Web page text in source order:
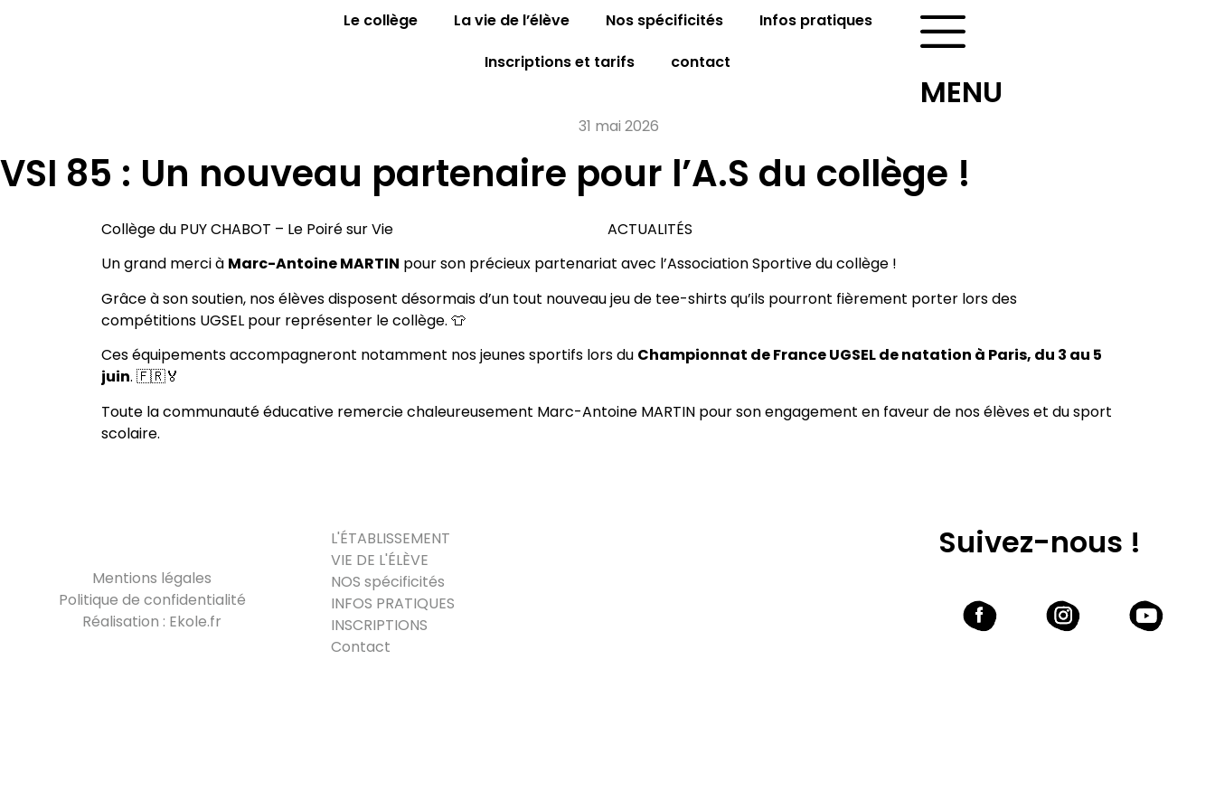
Le collège La vie de l’élève Nos spécificités
Infos pratiques
Inscriptions et tarifs
contact
MENU
31 mai 2026
VSI 85 : Un nouveau partenaire pour l’A.S du collège !
Collège du PUY CHABOT – Le Poiré sur Vie
ACTUALITÉS
Un grand merci à Marc-Antoine MARTIN pour son précieux partenariat avec l’Association Sportive du collège !
Grâce à son soutien, nos élèves disposent désormais d’un tout nouveau jeu de tee-shirts qu’ils pourront fièrement porter lors des
compétitions UGSEL pour représenter le collège. 👕
Ces équipements accompagneront notamment nos jeunes sportifs lors du Championnat de France UGSEL de natation à Paris, du 3 au 5
juin. 🇫🇷🏅
Toute la communauté éducative remercie chaleureusement Marc-Antoine MARTIN pour son engagement en faveur de nos élèves et du sport
scolaire.
Mentions légales
Politique de confidentialité
Réalisation : Ekole.fr
L'ÉTABLISSEMENT
VIE DE L'ÉLÈVE
NOS spécificités
INFOS PRATIQUES
INSCRIPTIONS
Contact
Suivez-nous !